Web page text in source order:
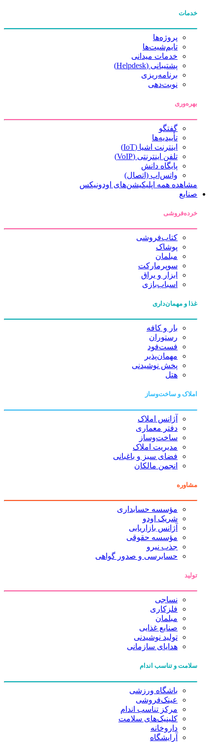
خدمات
پروژه‌ها
تایم‌شیت‌ها
خدمات میدانی
پشتیبانی (Helpdesk)
برنامه‌ریزی
نوبت‌دهی
بهره‌وری
گفتگو
تأییدیه‌ها
اینترنت اشیا (IoT)
تلفن اینترنتی (VoIP)
پایگاه دانش
واتس‌اپ (اتصال)
مشاهده همه اپلیکیشن‌های اودونیکس
صنایع
خرده‌فروشی
کتاب‌فروشی
پوشاک
مبلمان
سوپرمارکت
ابزار و یراق
اسباب‌بازی
غذا و مهمان‌داری
بار و کافه
رستوران
فست‌فود
مهمان‌پذیر
پخش نوشیدنی
هتل
املاک و ساخت‌وساز
آژانس املاک
دفتر معماری
ساخت‌وساز
مدیریت املاک
فضای سبز و باغبانی
انجمن مالکان
مشاوره
مؤسسه حسابداری
شریک اودو
آژانس بازاریابی
مؤسسه حقوقی
جذب نیرو
حسابرسی و صدور گواهی
تولید
نساجی
فلزکاری
مبلمان
صنایع غذایی
تولید نوشیدنی
هدایای سازمانی
سلامت و تناسب اندام
باشگاه ورزشی
عینک‌فروشی
مرکز تناسب اندام
کلینیک‌های سلامت
داروخانه
آرایشگاه